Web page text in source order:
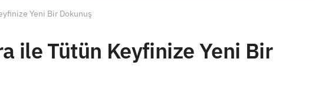
Yeni Bir Dokunuş
ile Tütün Keyfinize Yeni Bir